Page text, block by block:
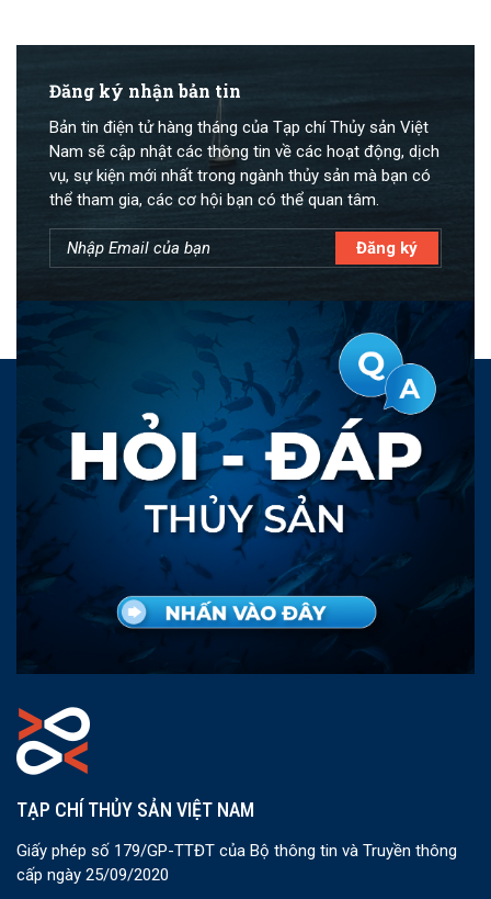
Đăng ký nhận bản tin
Bản tin điện tử hàng tháng của Tạp chí Thủy sản Việt
Nam sẽ cập nhật các thông tin về các hoạt động, dịch
vụ, sự kiện mới nhất trong ngành thủy sản mà bạn có
thể tham gia, các cơ hội bạn có thể quan tâm.
TẠP CHÍ THỦY SẢN VIỆT NAM
Giấy phép số 179/GP-TTĐT của Bộ thông tin và Truyền thông
cấp ngày 25/09/2020